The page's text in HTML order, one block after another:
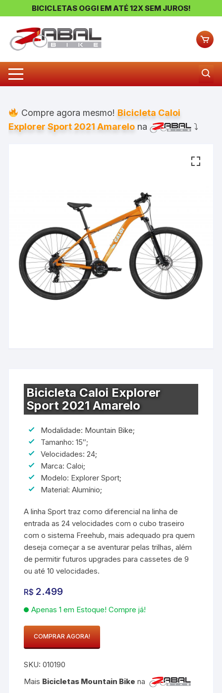
BICICLETAS OGGI EM ATÉ 12X SEM JUROS!
Compre agora mesmo! Bicicleta Caloi
Explorer Sport 2021 Amarelo na ⤵
Bicicleta Caloi Explorer
Sport 2021 Amarelo
Modalidade: Mountain Bike;
Tamanho: 15″;
Velocidades: 24;
Marca: Caloi;
Modelo: Explorer Sport;
Material: Alumínio;
A linha Sport traz como diferencial na linha de
entrada as 24 velocidades com o cubo traseiro
com o sistema Freehub, mais adequado pra quem
deseja começar a se aventurar pelas trilhas, além
de permitir futuros upgrades para cassetes de 9
ou até 10 velocidades.
R$ 2.499
Apenas 1 em Estoque! Compre já!
Explorer
Sport
COMPRAR AGORA!
SKU:010190
Mais Bicicletas Mountain Bike na